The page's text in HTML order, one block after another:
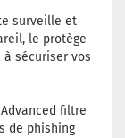
surveille et
le protège
sécuriser vos
filtre
de phishing